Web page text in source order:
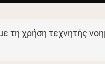
τη χρήση τεχνητής